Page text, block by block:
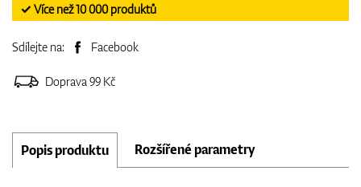
✓ Více než 10 000 produktů
Sdílejte na: Facebook
Doprava 99 Kč
Popis produktu Rozšířené parametry